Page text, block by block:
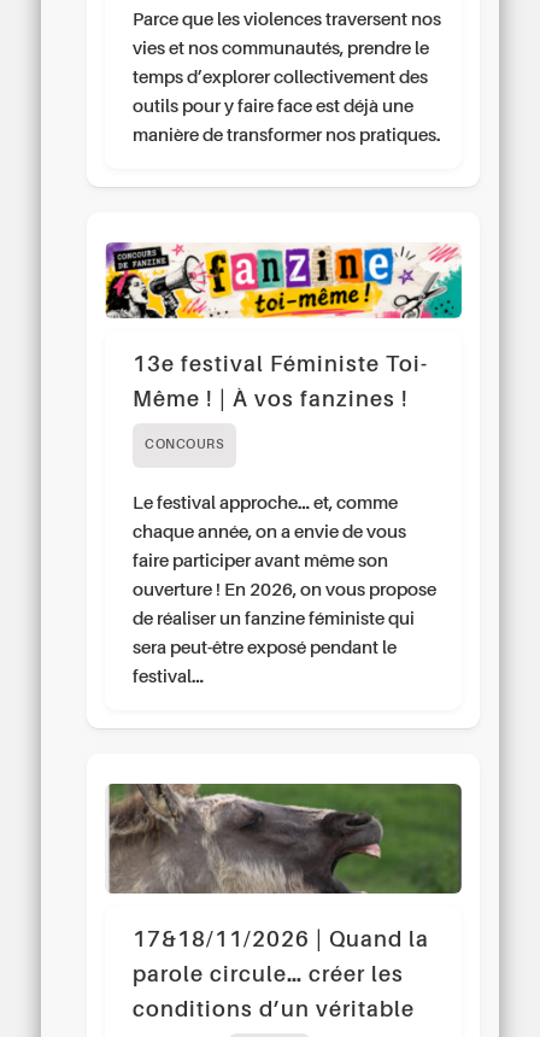
Parce que les violences traversent nos
vies et nos communautés, prendre le
temps d’explorer collectivement des
outils pour y faire face est déjà une
manière de transformer nos pratiques.
13e festival Féministe Toi-
Même ! | À vos fanzines !
CONCOURS
Le festival approche… et, comme
chaque année, on a envie de vous
faire participer avant même son
ouverture ! En 2026, on vous propose
de réaliser un fanzine féministe qui
sera peut-être exposé pendant le
festival…
17&18/11/2026 | Quand la
parole circule… créer les
conditions d’un véritable